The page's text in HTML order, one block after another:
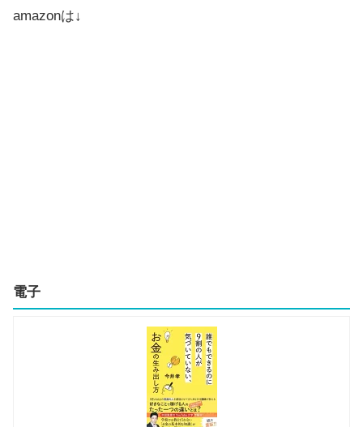
amazonは↓
電子